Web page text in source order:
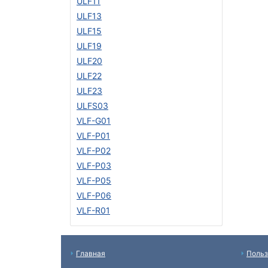
ULF13
ULF15
ULF19
ULF20
ULF22
ULF23
ULFS03
VLF-G01
VLF-P01
VLF-P02
VLF-P03
VLF-P05
VLF-P06
VLF-R01
Главная